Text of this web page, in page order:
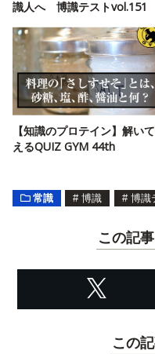
識人へ 博識テストvol.151
【知識のプロテイン】解い
えるQUIZ GYM 44th
常識 # 博識 # 博識
この記
この